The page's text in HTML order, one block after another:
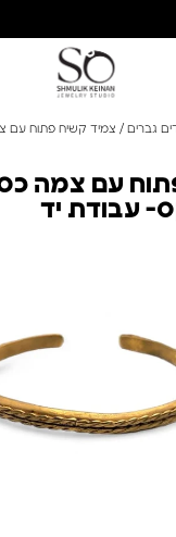
גברים / צמיד קשיח פתוח עם
עם צמה
עבודת יד